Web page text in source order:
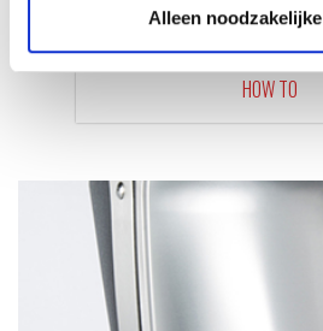
Alleen
BRANDERS VAN DE
HOW TO